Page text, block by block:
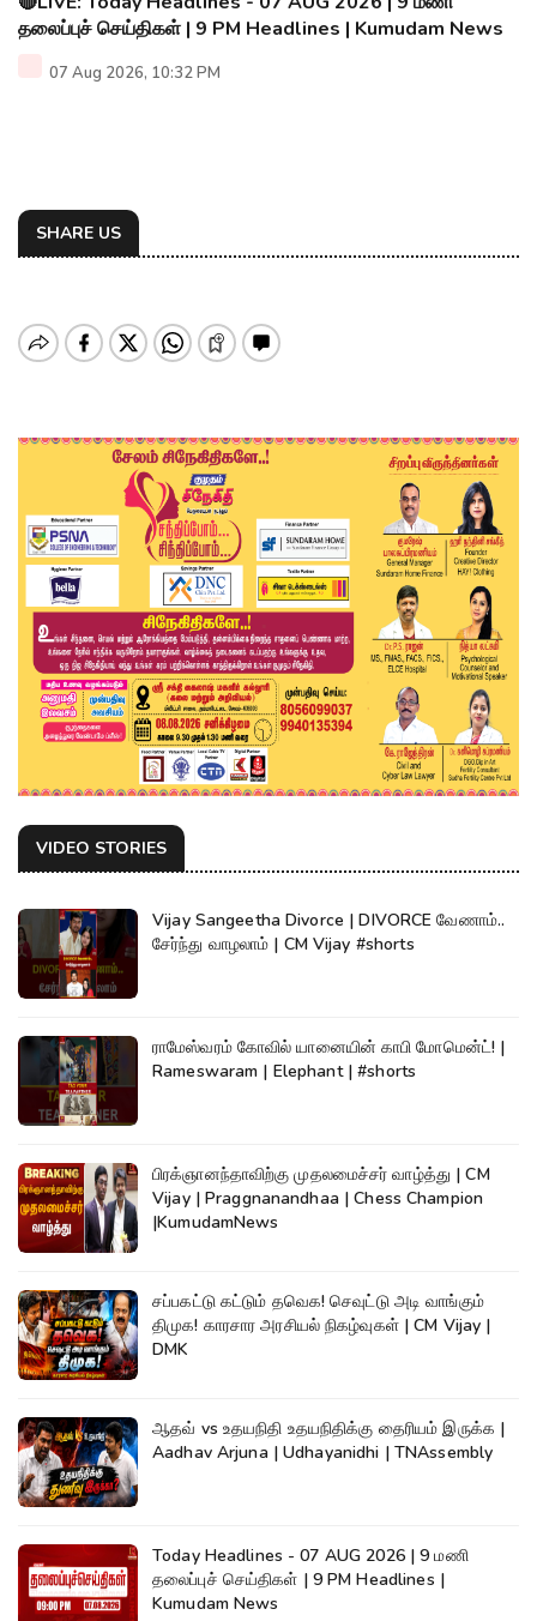
தலைப்புச் செய்திகள் | 9 PM Headlines | Kumudam News
07 Aug 2026, 10:32 PM
SHARE US
VIDEO STORIES
Vijay Sangeetha Divorce | DIVORCE வேணாம்..
சேர்ந்து வாழலாம் | CM Vijay #shorts
ராமேஸ்வரம் கோவில் யானையின் காபி மோமென்ட்! |
Rameswaram | Elephant | #shorts
பிரக்ஞானந்தாவிற்கு முதலமைச்சர் வாழ்த்து | CM
Vijay | Praggnanandhaa | Chess Champion
|KumudamNews
சப்பகட்டு கட்டும் தவெக! செவுட்டு அடி வாங்கும்
திமுக! காரசார அரசியல் நிகழ்வுகள் | CM Vijay |
DMK
ஆதவ் vs உதயநிதி உதயநிதிக்கு தைரியம் இருக்க |
Aadhav Arjuna | Udhayanidhi | TNAssembly
Today Headlines - 07 AUG 2026 | 9 மணி
தலைப்புச் செய்திகள் | 9 PM Headlines |
Kumudam News